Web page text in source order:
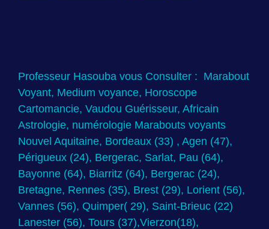
Professeur Hasouba vous Consulter : Marabout
Voyant, Medium voyance, Horoscope
Cartomancie, Vaudou Guérisseur, Africain
Astrologie, numérologie Marabouts voyants
Nouvel Aquitaine, Bordeaux (33) , Agen (47),
Périgueux (24), Bergerac, Sarlat, Pau (64),
Bayonne (64), Biarritz (64), Bergerac (24),
Bretagne, Rennes (35), Brest (29), Lorient (56),
Vannes (56), Quimper( 29), Saint-Brieuc (22)
Lanester (56), Tours (37),Vierzon(18),